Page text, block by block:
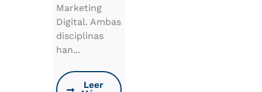
Marketing
Digital. Ambas
disciplinas
han...
Leer